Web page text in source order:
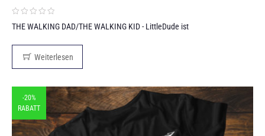
THE WALKING DAD/THE WALKING KID - LittleDude ist
Weiterlesen
-20%
RABATT